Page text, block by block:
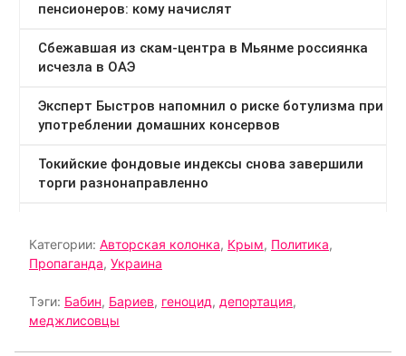
Категории: Авторская колонка, Крым, Политика,
Пропаганда, Украина
Тэги: Бабин, Бариев, геноцид, депортация,
меджлисовцы